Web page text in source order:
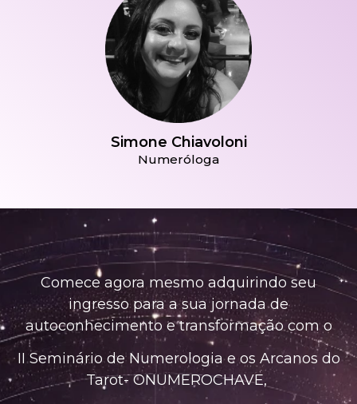
Simone Chiavoloni
Numeróloga
Comece agora mesmo adquirindo seu
ingresso para a sua jornada de
autoconhecimento e transformação com o
II Seminário de Numerologia e os Arcanos do
Tarot- ONUMEROCHAVE,